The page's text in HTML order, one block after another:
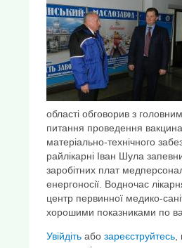
області обговорив з
питання проведення
матеріально-технічного
райлікарні Іван Шула
заробітних плат
енергоносії. Водночас
центр первинної медико-
хорошими показниками по
Увійдіть або зареєструйтесь,